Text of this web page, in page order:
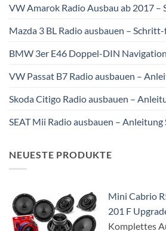
VW Amarok Radio Ausbau ab 2017
Mazda 3 BL Radio ausbauen –
BMW 3er E46 Doppel-DIN
VW Passat B7 Radio ausbauen –
Skoda Citigo Radio ausbauen –
SEAT Mii Radio ausbauen –
NEUESTE PRODUKTE
Mini Cabrio
201 F
Komplettes